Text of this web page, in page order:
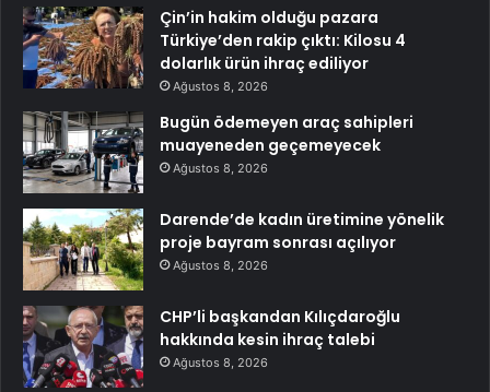
Çin’in hakim olduğu pazara
Türkiye’den rakip çıktı: Kilosu 4
dolarlık ürün ihraç ediliyor
Ağustos 8, 2026
Bugün ödemeyen araç sahipleri
muayeneden geçemeyecek
Ağustos 8, 2026
Darende’de kadın üretimine yönelik
proje bayram sonrası açılıyor
Ağustos 8, 2026
CHP’li başkandan Kılıçdaroğlu
hakkında kesin ihraç talebi
Ağustos 8, 2026